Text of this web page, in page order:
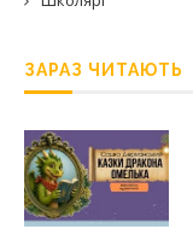
ЗАРАЗ ЧИТАЮТЬ